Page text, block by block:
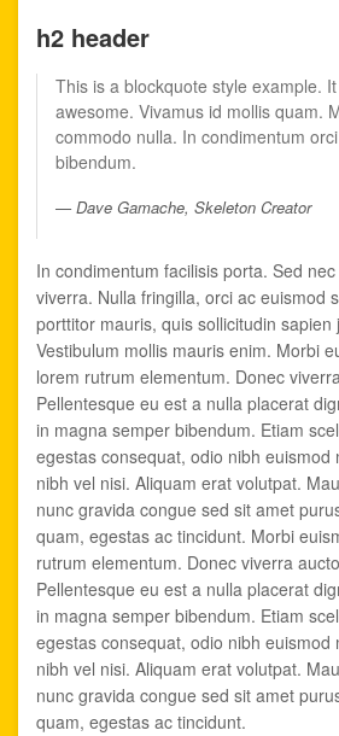
h2 header
This is a blockquote style example.
awesome. Vivamus id mollis quam.
commodo nulla. In condimentum
bibendum.
Dave Gamache, Skeleton Creator
In condimentum facilisis porta. Sed
viverra. Nulla fringilla, orci ac euismod
porttitor mauris, quis sollicitudin sapien
Vestibulum mollis mauris enim. Morbi
lorem rutrum elementum. Donec
Pellentesque eu est a nulla placerat
in magna semper bibendum. Etiam
egestas consequat, odio nibh euismod
nibh vel nisi. Aliquam erat volutpat.
nunc gravida congue sed sit amet
quam, egestas ac tincidunt. Morbi
rutrum elementum. Donec viverra
Pellentesque eu est a nulla placerat
in magna semper bibendum. Etiam
egestas consequat, odio nibh euismod
nibh vel nisi. Aliquam erat volutpat.
nunc gravida congue sed sit amet
quam, egestas ac tincidunt.